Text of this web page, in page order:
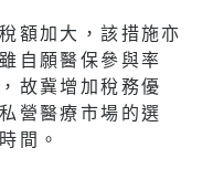
額加大，該措施亦
自願醫保參與率
故冀增加稅務優
營醫療市場的選
間。